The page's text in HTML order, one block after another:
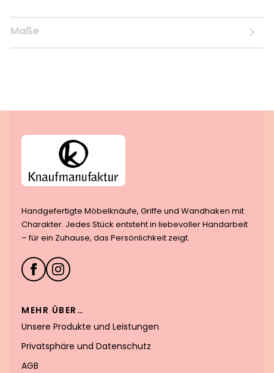
Maße
Handgefertigte Möbelknäufe, Griffe und Wandhaken mit
Charakter. Jedes Stück entsteht in liebevoller Handarbeit
– für ein Zuhause, das Persönlichkeit zeigt.
MEHR ÜBER…
Unsere Produkte und Leistungen
Privatsphäre und Datenschutz
AGB